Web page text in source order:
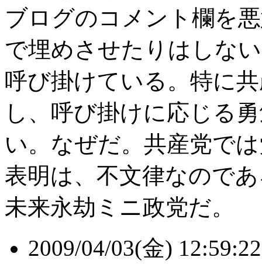
ブログのコメント欄を
で埋めさせたりはしな
呼び掛けている。特に
し、呼び掛けに応じる
い。なぜだ。共産党で
表明は、不文律なので
未来永劫ミニ政党だ。
2009/04/03(金)